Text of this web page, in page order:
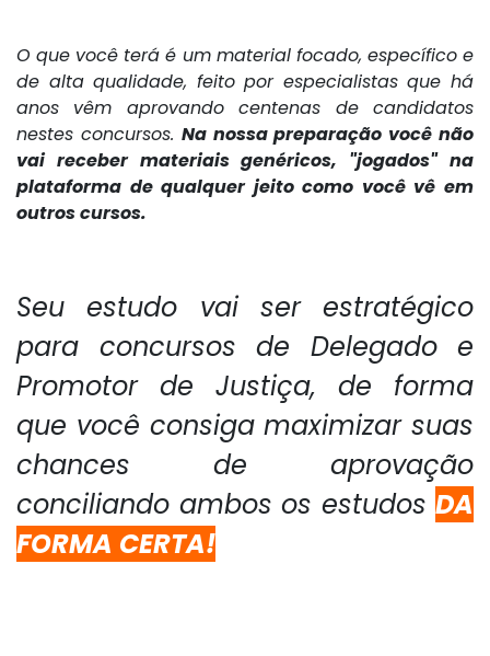
O que você terá é um material focado, específico e
de alta qualidade, feito por especialistas que há
anos vêm aprovando centenas de candidatos
nestes concursos. Na nossa preparação você não
vai receber materiais genéricos, "jogados" na
plataforma de qualquer jeito como você vê em
outros cursos.
Seu estudo vai ser estratégico
para concursos de Delegado e
Promotor de Justiça, de forma
que você consiga maximizar suas
chances de aprovação
conciliando ambos os estudos DA
FORMA CERTA!